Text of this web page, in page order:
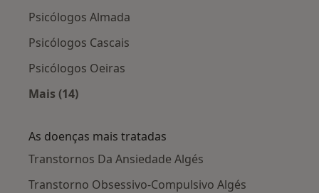
Psicólogos Almada
Psicólogos Cascais
Psicólogos Oeiras
Mais (14)
As doenças mais tratadas
Transtornos Da Ansiedade Algés
Transtorno Obsessivo-Compulsivo Algés